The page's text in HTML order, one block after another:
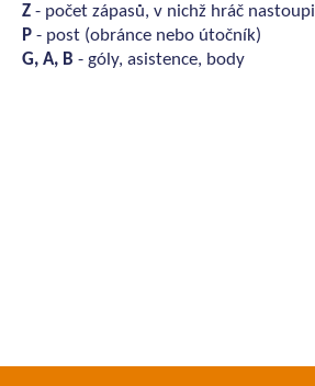
Z - počet zápasů, v nichž hráč nastoupil
P - post (obránce nebo útočník)
G, A, B - góly, asistence, body